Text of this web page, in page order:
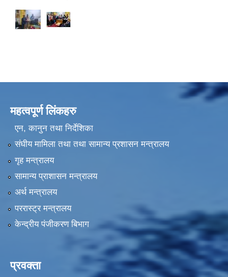
महत्वपूर्ण लिंकहरु
एन, कानुन तथा निर्देशिका
संघीय मामिला तथा तथा सामान्य प्रशासन मन्त्रालय
गृह मन्त्रालय
सामान्य प्राशासन मन्त्रालय
अर्थ मन्त्रालय
पररास्ट्र मन्त्रालय
केन्द्रीय पंजीकरण बिभाग
प्रवक्ता